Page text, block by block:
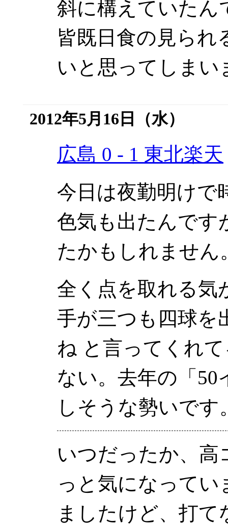
斜に構えていたん
皆既日食の見られ
いと思ってしまい
2012年5月16日（水）
広島 0 - 1 東北楽天
今日は夜勤明けで
色気も出たんです
たかもしれません
全く点を取れる気
手が三つも四球を
ね と言ってくれ
ない。去年の「50
しそうな勢いです
いつだったか、高
っと気になってい
ましたけど、打